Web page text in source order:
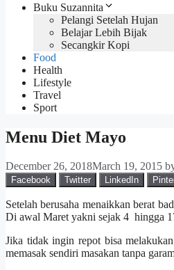
Buku Suzannita
Pelangi Setelah Hujan
Belajar Lebih Bijak
Secangkir Kopi
Food
Health
Lifestyle
Travel
Sport
Menu Diet Mayo
December 26, 2018March 19, 2015
Facebook Twitter LinkedIn
Setelah berusaha menaikkan berat
Di awal Maret yakni sejak 4 hingga
Jika tidak ingin repot bisa
memasak sendiri masakan tanpa